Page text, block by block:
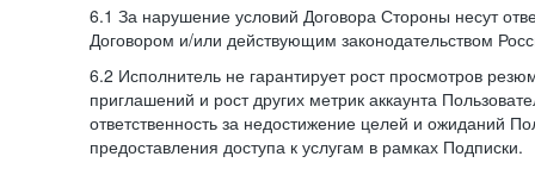
6.1 За нарушение условий Договора Стороны несут
Договором и/или действующим законодательством
6.2 Исполнитель не гарантирует рост просмотров
приглашений и рост других метрик аккаунта
ответственность за недостижение целей и ожиданий
предоставления доступа к услугам в рамках Подписки.